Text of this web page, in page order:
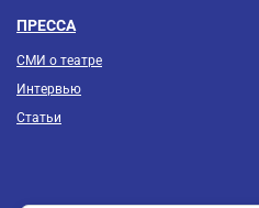
ПРЕССА
СМИ о театре
Интервью
Статьи